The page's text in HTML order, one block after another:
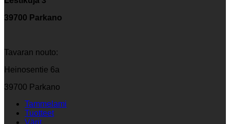
39700 Parkano
Tavaran nouto:
Heinosentie 6a
39700 Parkano
Tammelami
Tuotteet
Värit